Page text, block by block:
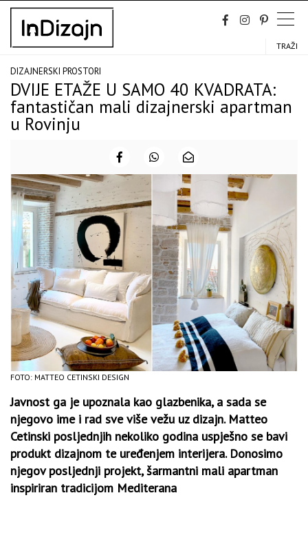
Skip
content
TRAŽI
DIZAJNERSKI PROSTORI
DVIJE ETAŽE U SAMO 40 KVADRATA:
fantastičan mali dizajnerski apartman
u Rovinju
FOTO: MATTEO CETINSKI DESIGN
Javnost ga je upoznala kao glazbenika, a sada se
njegovo ime i rad sve više vežu uz dizajn. Matteo
Cetinski posljednjih nekoliko godina uspješno se bavi
produkt dizajnom te uređenjem interijera. Donosimo
njegov posljednji projekt, šarmantni mali apartman
inspiriran tradicijom Mediterana